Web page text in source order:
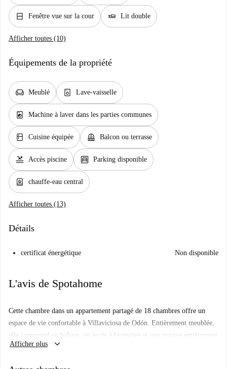
window_closed Fenêtre vue sur la cour airline_seat_flat Lit double
Afficher toutes (10)
Équipements de la propriété
chair Meublé dishwasher_gen Lave-vaisselle
local_laundry_service Machine à laver dans les parties communes
kitchen Cuisine équipée balcony Balcon ou terrasse
pool Accès piscine garage Parking disponible
water_heater chauffe-eau central
Afficher toutes (13)
Détails
certificat énergétique Non disponible
L'avis de Spotahome
Cette chambre dans un appartement partagé de 18 chambres offre un
espace de vie confortable à Villaviciosa de Odón. Entièrement meublée,
elle comprend un balcon, un accès à la piscine et une cuisine entièrement
équipée avec lave-vaisselle, four et sèche-linge. De plus, toutes les
Afficher plus keyboard_arrow_down